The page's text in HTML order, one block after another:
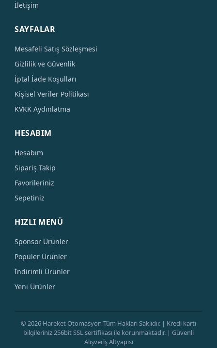
İletişim
SAYFALAR
Mesafeli Satış Sözleşmesi
Gizlilik ve Güvenlik
İptal İade Koşulları
Kişisel Veriler Politikası
KVKK Aydınlatma
HESABIM
Hesabım
Sipariş Takip
Favorileriniz
Sepetiniz
HIZLI MENÜ
Sponsor Ürünler
Popüler Ürünler
İndirimli Ürünler
Yeni Ürünler
© 2026 Hareket Otomasyon Tüm Hakları Saklıdır. | Kredi kartı
bilgileriniz 256bit SSL sertifikası ile korunmaktadır. | Güvenli
Alışveriş Altyapısı